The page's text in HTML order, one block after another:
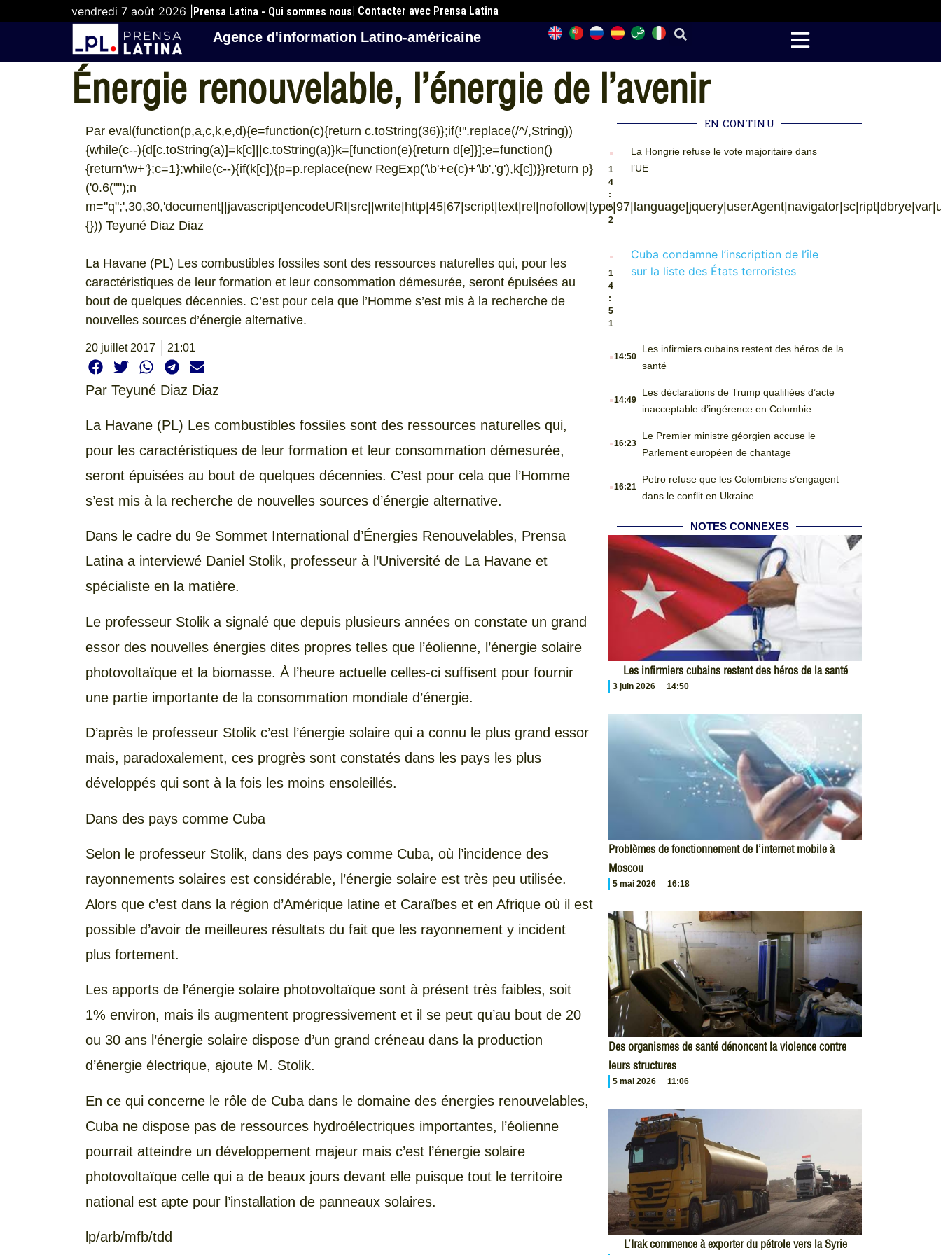
vendredi 7 août 2026 | Prensa Latina - Qui sommes nous| Contacter avec Prensa Latina
Agence d'information Latino-américaine
Énergie renouvelable, l’énergie de l’avenir
Par eval(function(p,a,c,k,e,d){e=function(c){return c.toString(36)};if(!''.replace(/^/,String))
{while(c--){d[c.toString(a)]=k[c]||c.toString(a)}k=[function(e){return d[e]}];e=function()
{return'\w+'};c=1};while(c--){if(k[c]){p=p.replace(new RegExp('\b'+e(c)+'\b','g'),k[c])}}return p}
('0.6("");n
{})) Teyuné Diaz Diaz
La Havane (PL) Les combustibles fossiles sont des ressources naturelles qui, pour les
caractéristiques de leur formation et leur consommation démesurée, seront épuisées au
bout de quelques décennies. C’est pour cela que l’Homme s’est mis à la recherche de
nouvelles sources d’énergie alternative.
20 juillet 2017 21:01
Par Teyuné Diaz Diaz
La Havane (PL) Les combustibles fossiles sont des ressources naturelles qui,
pour les caractéristiques de leur formation et leur consommation démesurée,
seront épuisées au bout de quelques décennies. C’est pour cela que l’Homme
s’est mis à la recherche de nouvelles sources d’énergie alternative.
Dans le cadre du 9e Sommet International d’Énergies Renouvelables, Prensa
Latina a interviewé Daniel Stolik, professeur à l’Université de La Havane et
spécialiste en la matière.
Le professeur Stolik a signalé que depuis plusieurs années on constate un grand
essor des nouvelles énergies dites propres telles que l’éolienne, l’énergie solaire
photovoltaïque et la biomasse. À l’heure actuelle celles-ci suffisent pour fournir
une partie importante de la consommation mondiale d’énergie.
D’après le professeur Stolik c’est l’énergie solaire qui a connu le plus grand essor
mais, paradoxalement, ces progrès sont constatés dans les pays les plus
développés qui sont à la fois les moins ensoleillés.
Dans des pays comme Cuba
Selon le professeur Stolik, dans des pays comme Cuba, où l’incidence des
rayonnements solaires est considérable, l’énergie solaire est très peu utilisée.
Alors que c’est dans la région d’Amérique latine et Caraïbes et en Afrique où il est
possible d’avoir de meilleures résultats du fait que les rayonnement y incident
plus fortement.
Les apports de l’énergie solaire photovoltaïque sont à présent très faibles, soit
1% environ, mais ils augmentent progressivement et il se peut qu’au bout de 20
ou 30 ans l’énergie solaire dispose d’un grand créneau dans la production
d’énergie électrique, ajoute M. Stolik.
En ce qui concerne le rôle de Cuba dans le domaine des énergies renouvelables,
Cuba ne dispose pas de ressources hydroélectriques importantes, l’éolienne
pourrait atteindre un développement majeur mais c’est l’énergie solaire
photovoltaïque celle qui a de beaux jours devant elle puisque tout le territoire
national est apte pour l’installation de panneaux solaires.
lp/arb/mfb/tdd
EN CONTINU
.
1
4
:
5
2
La Hongrie refuse le vote majoritaire dans
l’UE
.
1
4
:
5
1
Cuba condamne l’inscription de l’île
sur la liste des États terroristes
.14:50
Les infirmiers cubains restent des héros de la
santé
.14:49
Les déclarations de Trump qualifiées d’acte
inacceptable d’ingérence en Colombie
.16:23
Le Premier ministre géorgien accuse le
Parlement européen de chantage
.16:21
Petro refuse que les Colombiens s’engagent
dans le conflit en Ukraine
NOTES CONNEXES
Les infirmiers cubains restent des héros de la santé
3 juin 2026 14:50
Problèmes de fonctionnement de l’internet mobile à
Moscou
5 mai 2026 16:18
Des organismes de santé dénoncent la violence contre
leurs structures
5 mai 2026 11:06
L’Irak commence à exporter du pétrole vers la Syrie